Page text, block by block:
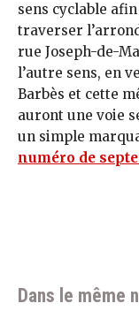
sens cyclable
traverser
rue Joseph-de-
l’autre sens, en
Barbès et cette
auront une voie
un simple
numéro de
Dans le même